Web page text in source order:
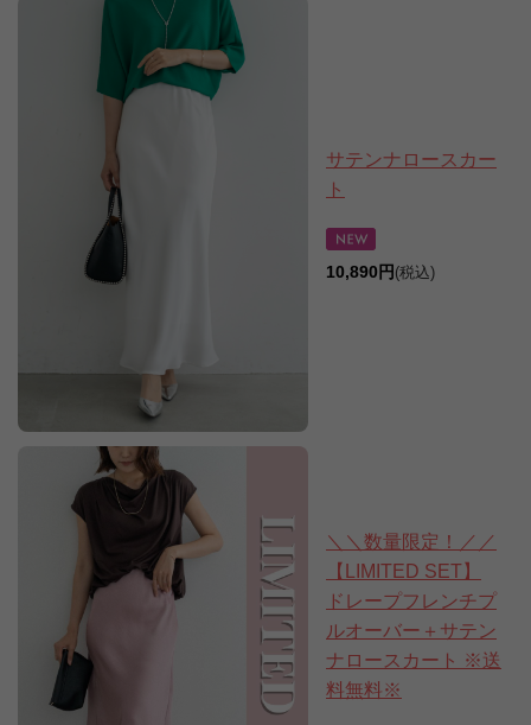
サテンナロースカー
ト
10,890円 (税込)
＼＼数量限定！／／
【LIMITED SET】
ドレープフレンチプ
ルオーバー＋サテン
ナロースカート ※送
料無料※